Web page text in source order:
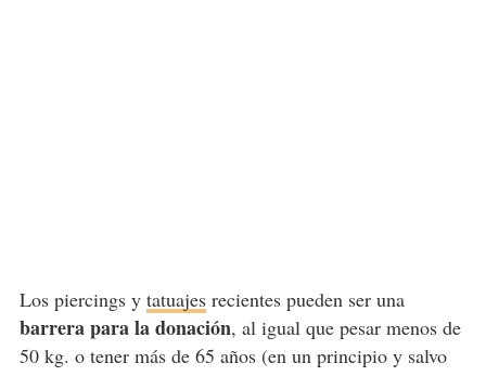
Los piercings y tatuajesrecientes pueden ser una
barrera para la donación, al igual que pesar menos de
50 kg. o tener más de 65 años (en un principio y salvo